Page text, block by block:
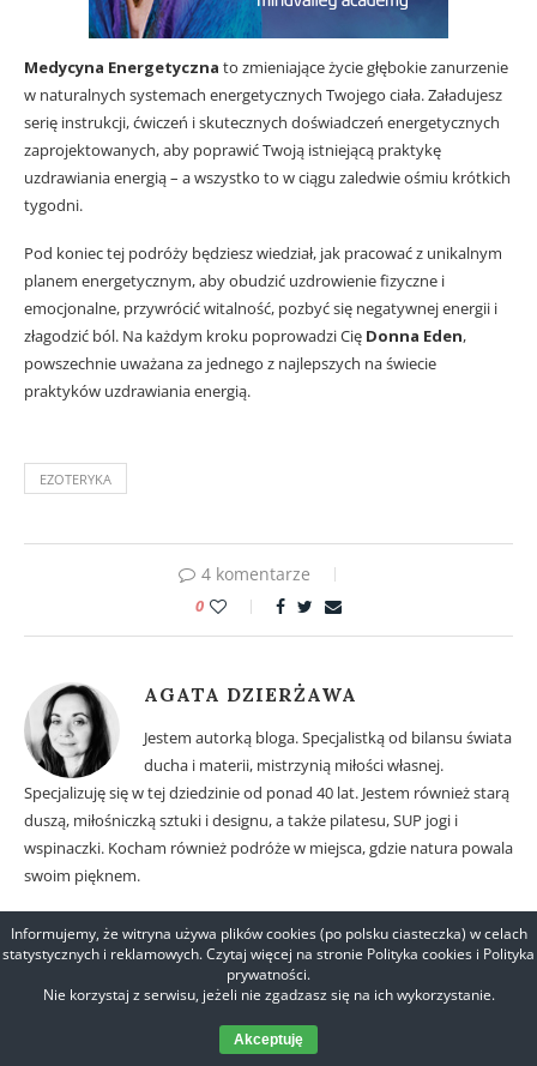
Medycyna Energetyczna to zmieniające życie głębokie zanurzenie
w naturalnych systemach energetycznych Twojego ciała. Załadujesz
serię instrukcji, ćwiczeń i skutecznych doświadczeń energetycznych
zaprojektowanych, aby poprawić Twoją istniejącą praktykę
uzdrawiania energią – a wszystko to w ciągu zaledwie ośmiu krótkich
tygodni.
Pod koniec tej podróży będziesz wiedział, jak pracować z unikalnym
planem energetycznym, aby obudzić uzdrowienie fizyczne i
emocjonalne, przywrócić witalność, pozbyć się negatywnej energii i
złagodzić ból. Na każdym kroku poprowadzi Cię Donna Eden,
powszechnie uważana za jednego z najlepszych na świecie
praktyków uzdrawiania energią.
EZOTERYKA
4 komentarze
0
AGATA DZIERŻAWA
Jestem autorką bloga. Specjalistką od bilansu świata
ducha i materii, mistrzynią miłości własnej.
Specjalizuję się w tej dziedzinie od ponad 40 lat. Jestem również starą
duszą, miłośniczką sztuki i designu, a także pilatesu, SUP jogi i
wspinaczki. Kocham również podróże w miejsca, gdzie natura powala
swoim pięknem.
poprzedni post
Geometria Boga – Święta Geometria.
Informujemy, że witryna używa plików cookies (po polsku ciasteczka) w celach
statystycznych i reklamowych. Czytaj więcej na stronie Polityka cookies i Polityka
prywatności.
Nie korzystaj z serwisu, jeżeli nie zgadzasz się na ich wykorzystanie.
Akceptuję